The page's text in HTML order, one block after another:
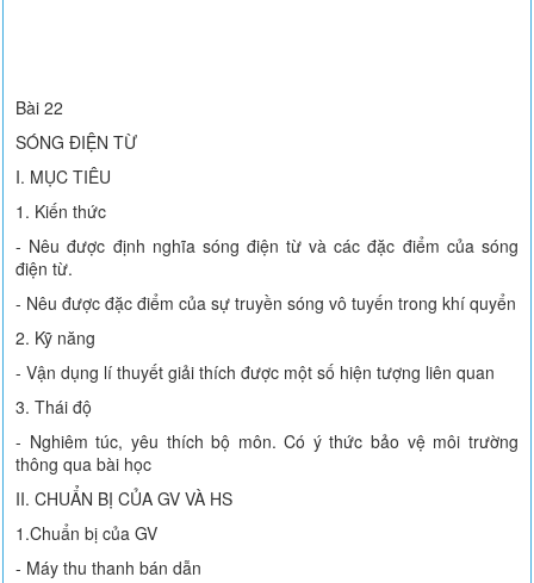
Bài 22
SÓNG ĐIỆN TỪ
I. MỤC TIÊU
1. Kiến thức
- Nêu được định nghĩa sóng điện từ và các đặc điểm của sóng
điện từ.
- Nêu được đặc điểm của sự truyền sóng vô tuyến trong khí quyển
2. Kỹ năng
- Vận dụng lí thuyết giải thích được một số hiện tượng liên quan
3. Thái độ
- Nghiêm túc, yêu thích bộ môn. Có ý thức bảo vệ môi trường
thông qua bài học
II. CHUẨN BỊ CỦA GV VÀ HS
1.Chuẩn bị của GV
- Máy thu thanh bán dẫn